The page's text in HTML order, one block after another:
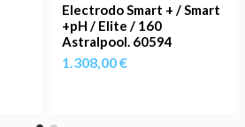
Electrodo Smart + / Smart
+pH / Elite / 160
Astralpool. 60594
1.308,00 €